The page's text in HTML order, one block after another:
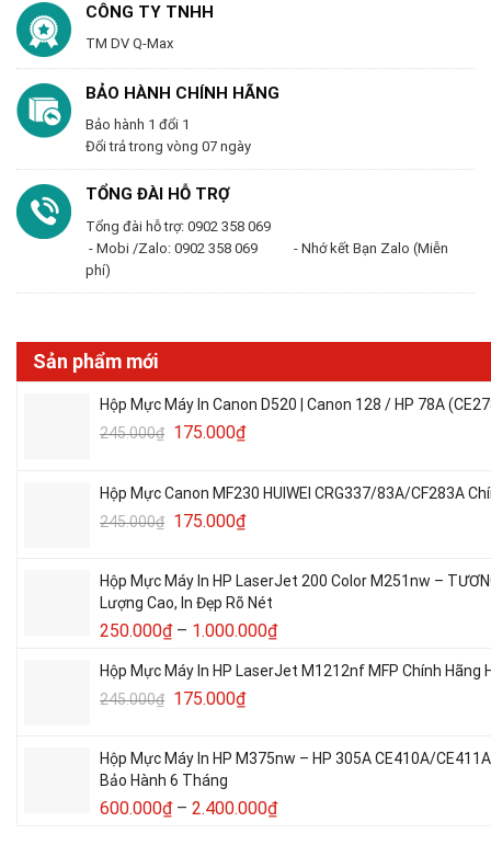
CÔNG TY TNHH
TM DV Q-Max
BẢO HÀNH CHÍNH HÃNG
Bảo hành 1 đổi 1
Đổi trả trong vòng 07 ngày
TỔNG ĐÀI HỖ TRỢ
Tổng đài hỗ trợ: 0902 358 069
- Mobi /Zalo: 0902 358 069 - Nhớ kết Bạn Zalo (Miễn
phí)
Sản phẩm mới
Hộp Mực Máy In Canon D520 | Canon 128 / HP 78A
245.000₫ 175.000₫
Hộp Mực Canon MF230 HUIWEI CRG337/83A/CF283A
245.000₫ 175.000₫
Hộp Mực Máy In HP LaserJet 200 Color M251nw –
Lượng Cao, In Đẹp Rõ Nét
250.000₫ – 1.000.000₫
Hộp Mực Máy In HP LaserJet M1212nf MFP Chính
245.000₫ 175.000₫
Hộp Mực Máy In HP M375nw – HP 305A CE410A/
Bảo Hành 6 Tháng
600.000₫ – 2.400.000₫